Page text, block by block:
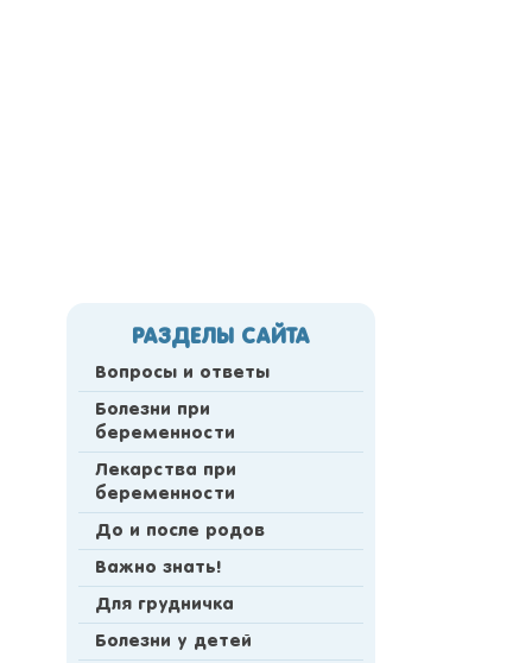
РАЗДЕЛЫ САЙТА
Вопросы и ответы
Болезни при
беременности
Лекарства при
беременности
До и после родов
Важно знать!
Для грудничка
Болезни у детей